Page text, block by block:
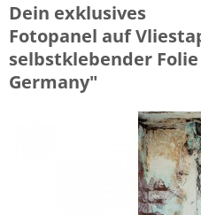
Dein exklusives
Fotopanel auf
selbstklebender
Germany"